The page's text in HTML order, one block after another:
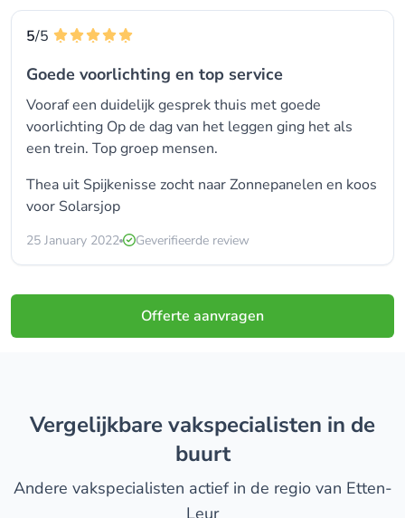
5/5
Goede voorlichting en top service
Vooraf een duidelijk gesprek thuis met goede
voorlichting Op de dag van het leggen ging het als
een trein. Top groep mensen.
Thea uit Spijkenisse zocht naar Zonnepanelen en koos
voor Solarsjop
25 January 2022 Geverifieerde review
Offerte aanvragen
Vergelijkbare vakspecialisten in de
buurt
Andere vakspecialisten actief in de regio van Etten-
Leur